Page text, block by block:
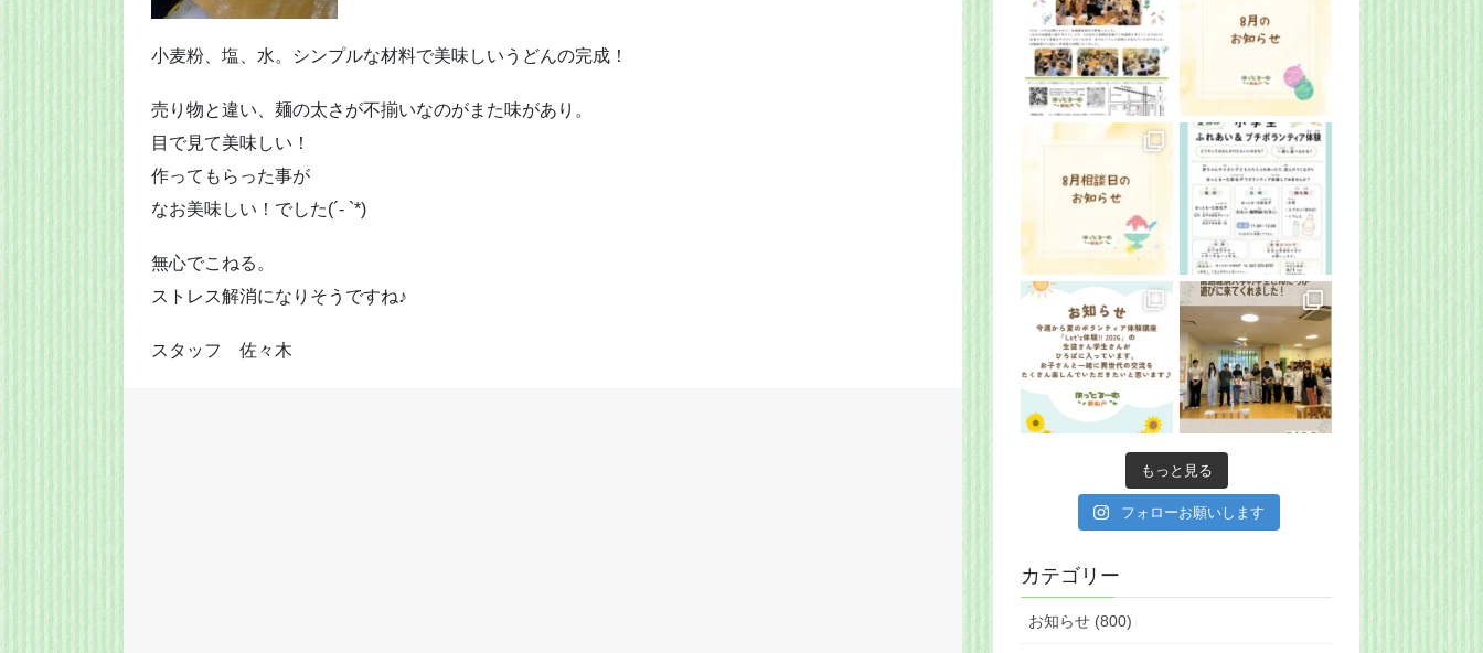
小麦粉、塩、水。シンプルな材料で美味しいうどんの完成！
売り物と違い、麺の太さが不揃いなのがまた味があり。
目で見て美味しい！
作ってもらった事が
なお美味しい！でした(´- `*)
無心でこねる。
ストレス解消になりそうですね♪
スタッフ 佐々木
もっと見る
フォローお願いします
カテゴリー
お知らせ (800)